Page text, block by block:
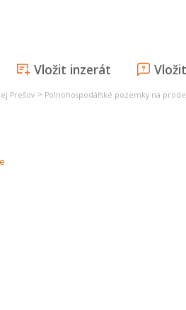
Vložit inzerát
Prešov > Polnohospodářské pozemky na